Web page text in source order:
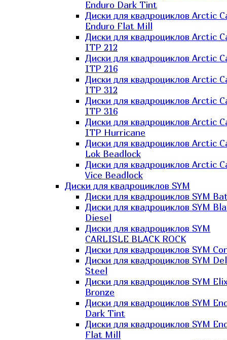
Enduro Dark Tint
Диски для квадроциклов Arctic
Enduro Flat Mill
Диски для квадроциклов Arctic
ITP 212
Диски для квадроциклов Arctic
ITP 216
Диски для квадроциклов Arctic
ITP 312
Диски для квадроциклов Arctic
ITP 316
Диски для квадроциклов Arctic
ITP Hurricane
Диски для квадроциклов Arctic
Lok Beadlock
Диски для квадроциклов Arctic
Vice Beadlock
Диски для квадроциклов SYM
Диски для квадроциклов SYM
Диски для квадроциклов SYM
Diesel
Диски для квадроциклов SYM
CARLISLE BLACK ROCK
Диски для квадроциклов SYM
Диски для квадроциклов SYM
Steel
Диски для квадроциклов SYM
Bronze
Диски для квадроциклов SYM
Dark Tint
Диски для квадроциклов SYM
Flat Mill